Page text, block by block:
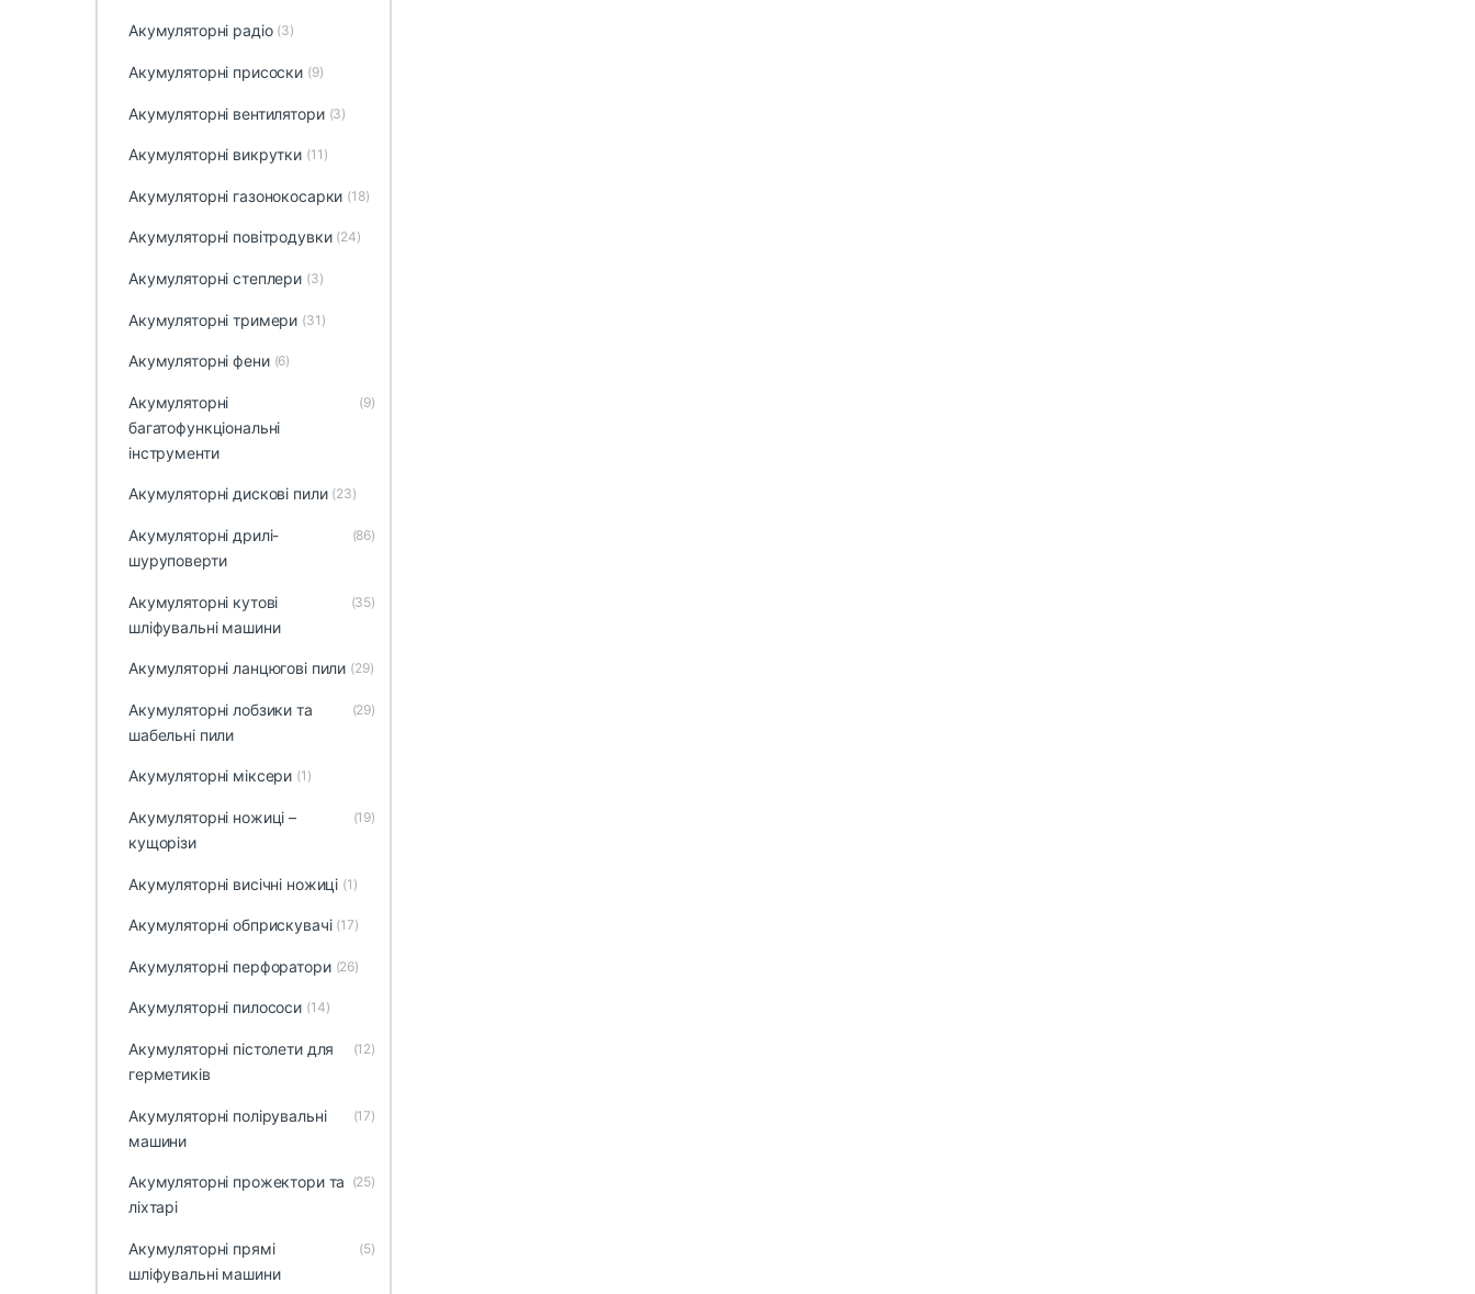
Акумуляторні радіо (3)
Акумуляторні присоски (9)
Акумуляторні вентилятори (3)
Акумуляторні викрутки (11)
Акумуляторні газонокосарки (18)
Акумуляторні повітродувки (24)
Акумуляторні степлери (3)
Акумуляторні тримери (31)
Акумуляторні фени (6)
Акумуляторні
багатофункціональні
інструменти
(9)
Акумуляторні дискові пили (23)
Акумуляторні дрилі-
шуруповерти
(86)
Акумуляторні кутові
шліфувальні машини
(35)
Акумуляторні ланцюгові пили (29)
Акумуляторні лобзики та
шабельні пили
(29)
Акумуляторні міксери (1)
Акумуляторні ножиці –
кущорізи
(19)
Акумуляторні висічні ножиці (1)
Акумуляторні обприскувачі (17)
Акумуляторні перфоратори (26)
Акумуляторні пилососи (14)
Акумуляторні пістолети для
герметиків
(12)
Акумуляторні полірувальні
машини
(17)
Акумуляторні прожектори та
ліхтарі
(25)
Акумуляторні прямі
шліфувальні машини
(5)